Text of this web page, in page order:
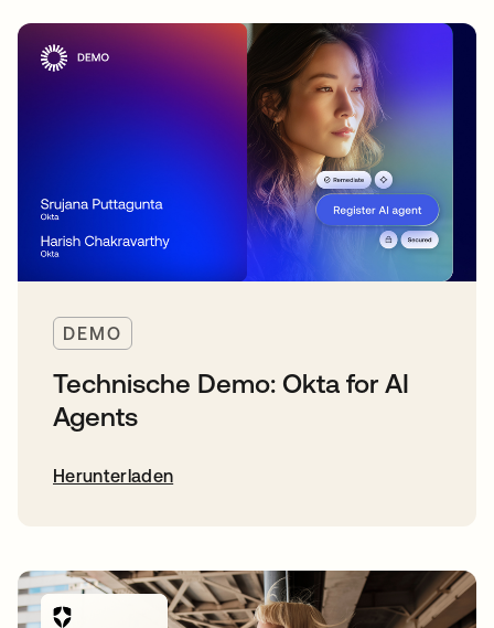
DEMO
Technische Demo: Okta for AI
Agents
Herunterladen